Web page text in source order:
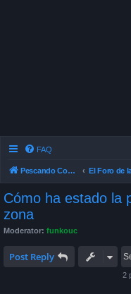
FAQ
Pescando Con Mosca
Cómo ha estado la
zona
Moderator: funkouc
Post Reply
2